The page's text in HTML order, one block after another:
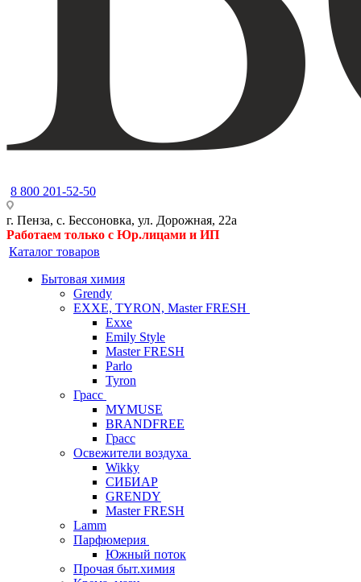
8 800 201-52-50
г. Пенза, с. Бессоновка, ул. Дорожная, 22а
Работаем только с Юр.лицами и ИП
Каталог товаров
Бытовая химия
Grendy
EXXE, TYRON, Master FRESH
Exxe
Emily Style
Master FRESH
Parlo
Tyron
Грасс
MYMUSE
BRANDFREE
Грасс
Освежители воздуха
Wikky
СИБИАР
GRENDY
Master FRESH
Lamm
Парфюмерия
Южный поток
Прочая быт.химия